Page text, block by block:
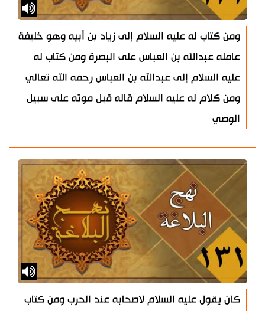
ومن كتاب له عليه السلام إلى زياد بن أبيه وهو خليفة
عامله عبدالله بن العباس على البصرة ومن كتاب له
عليه السلام إلى عبدالله بن العباس رحمه الله تعالي
ومن كلام له عليه السلام قاله قبل موته على سبيل
الوصي
كان يقول عليه السلام لاصحابه عند الحرب ومن كتاب